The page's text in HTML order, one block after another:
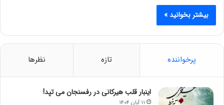
بیشتر بخوانید »
پرخواننده تازه نظرها
اینبار قلب هیرکانی در رفسنجان می تپد!
۱۱ آبان ۱۴۰۴